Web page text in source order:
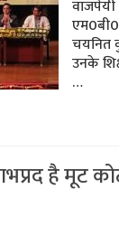
चयनित
उनके
…
है मूट